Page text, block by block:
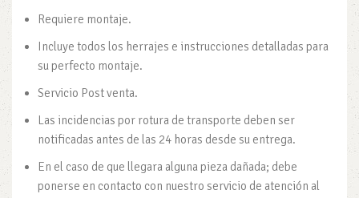
Requiere montaje.
Incluye todos los herrajes e instrucciones detalladas para
su perfecto montaje.
Servicio Post venta.
Las incidencias por rotura de transporte deben ser
notificadas antes de las 24 horas desde su entrega.
En el caso de que llegara alguna pieza dañada; debe
ponerse en contacto con nuestro servicio de atención al